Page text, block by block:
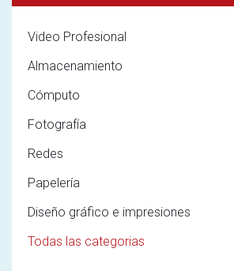
Video Profesional
Almacenamiento
Cómputo
Fotografía
Redes
Papelería
Diseño gráfico e impresiones
Todas las categorias